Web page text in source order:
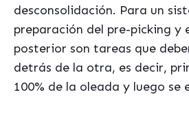
desconsolidación. Para un
preparación del pre-picking y
posterior son tareas que
detrás de la otra, es decir,
100% de la oleada y luego se